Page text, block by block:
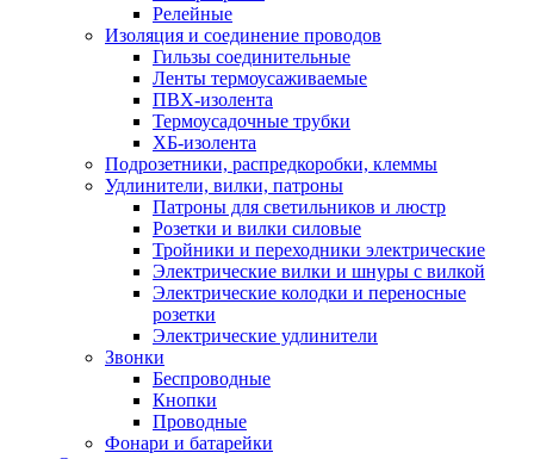
Релейные
Изоляция и соединение проводов
Гильзы соединительные
Ленты термоусаживаемые
ПВХ-изолента
Термоусадочные трубки
ХБ-изолента
Подрозетники, распредкоробки, клеммы
Удлинители, вилки, патроны
Патроны для светильников и люстр
Розетки и вилки силовые
Тройники и переходники электрические
Электрические вилки и шнуры с вилкой
Электрические колодки и переносные
розетки
Электрические удлинители
Звонки
Беспроводные
Кнопки
Проводные
Фонари и батарейки